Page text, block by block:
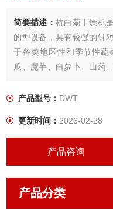
简要描述： 杭白菊干燥机
的型设备，具有较强的针
于各类地区性和季节性
瓜、魔芋、白萝卜、山药
累的经验，为用户设计制
产品型号： DWT
更新时间：2026-02-28
产品咨询
产品分类